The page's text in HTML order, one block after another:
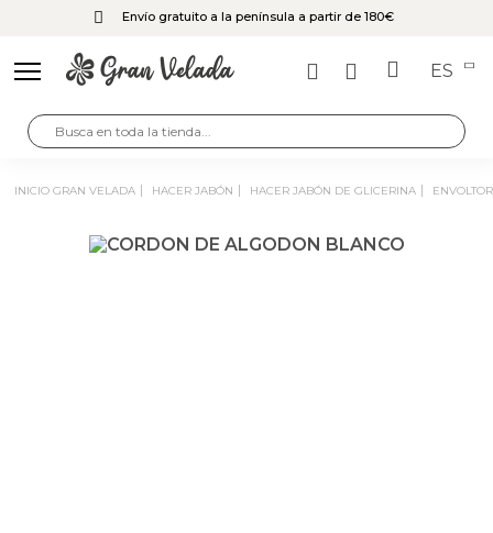
Envío gratuito a la península a partir de 180€
ES
INICIO GRAN VELADA HACER JABÓN HACER JABÓN DE GLICERINA